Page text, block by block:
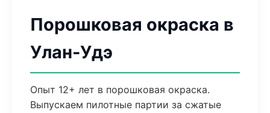
Порошковая окраска в
Улан-Удэ
Опыт 12+ лет в порошковая окраска.
Выпускаем пилотные партии за сжатые